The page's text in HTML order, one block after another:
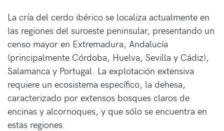
La cría del cerdo ibérico se localiza actualmente en
las regiones del suroeste peninsular, presentando un
censo mayor en Extremadura, Andalucía
(principalmente Córdoba, Huelva, Sevilla y Cádiz),
Salamanca y Portugal. La explotación extensiva
requiere un ecosistema específico, la dehesa,
caracterizado por extensos bosques claros de
encinas y alcornoques, y que sólo se encuentra en
estas regiones.